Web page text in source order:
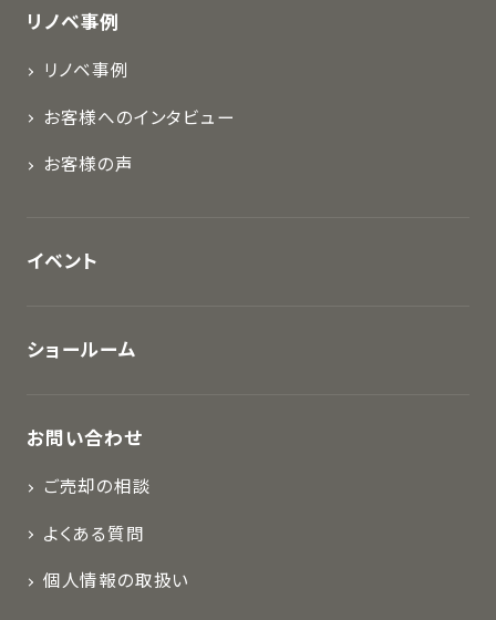
リノベ事例
リノベ事例
お客様へのインタビュー
お客様の声
イベント
ショールーム
お問い合わせ
ご売却の相談
よくある質問
個人情報の取扱い